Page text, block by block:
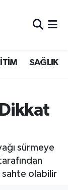
SAĞLIK
sürmeye
sahte olabilir